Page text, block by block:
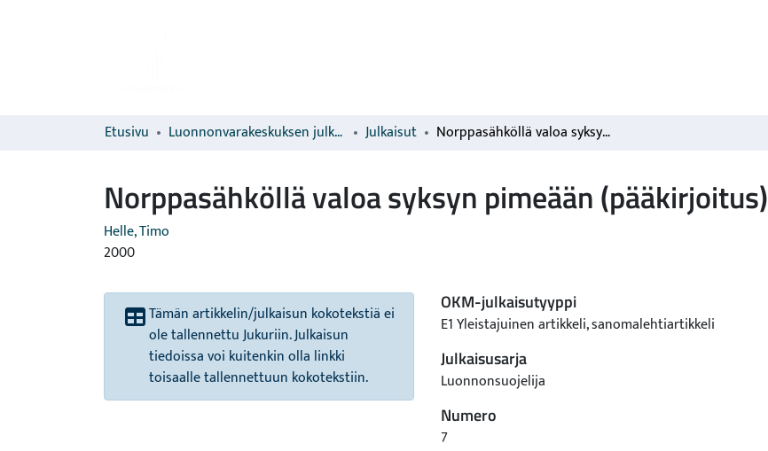
Etusivu Luonnonvarakeskuksen julkaisut Julkaisut Norppasähköllä valoa syksyn pimeään (pääkirjoitus)
Norppasähköllä valoa syksyn pimeään (pääkirjoitus)
Helle, Timo
2000
Tämän artikkelin/julkaisun kokotekstiä ei
ole tallennettu Jukuriin. Julkaisun
tiedoissa voi kuitenkin olla linkki
toisaalle tallennettuun kokotekstiin.
OKM-julkaisutyyppi
E1 Yleistajuinen artikkeli, sanomalehtiartikkeli
Julkaisusarja
Luonnonsuojelija
Numero
7